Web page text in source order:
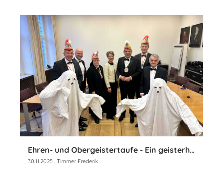
Ehren- und Obergeistertaufe - Ein geisterhaft guter Tag im Rathaus zu Münster
30.11.2025 , Timmer Frederik